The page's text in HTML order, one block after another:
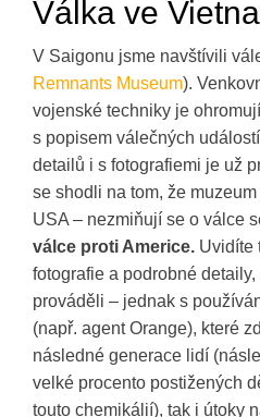
Válka ve
V Saigonu jsme navštívili
Remnants Museum).
vojenské techniky je
s popisem válečných
detailů i s fotografiemi je už
se shodli na tom, že
USA – nezmiňují se o válce
válce proti Americe. Uvidíte
fotografie a podrobné
prováděli – jednak s
(např. agent Orange), které
následné generace lidí
velké procento postižených
touto chemikálií), tak i útoky